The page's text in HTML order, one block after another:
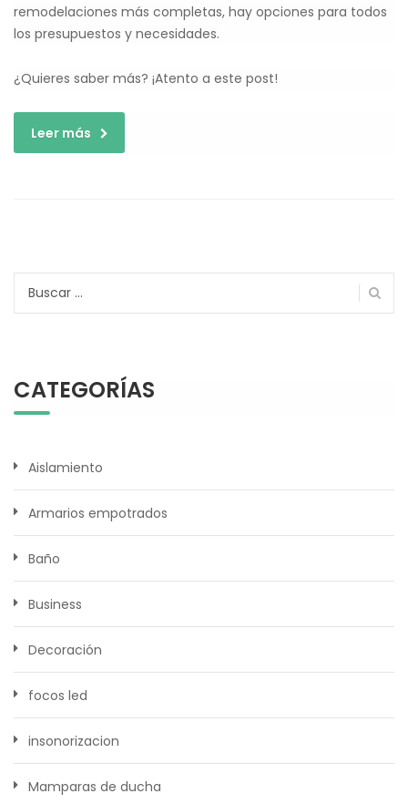
remodelaciones más completas, hay opciones para todos
los presupuestos y necesidades.
¿Quieres saber más? ¡Atento a este post!
Leer más
CATEGORÍAS
Aislamiento
Armarios empotrados
Baño
Business
Decoración
focos led
insonorizacion
Mamparas de ducha